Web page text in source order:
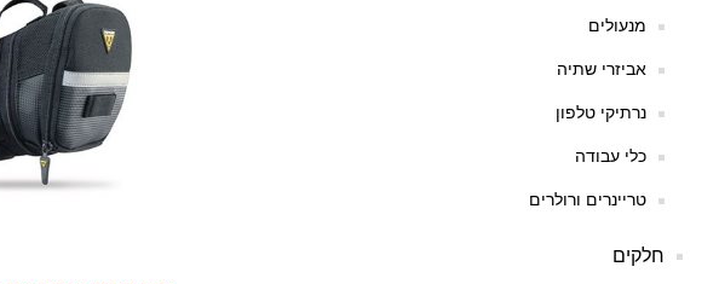
מנעולים
אביזרי שתיה
נרתיקי טלפון
כלי עבודה
טריינרים ורולרים
חלקים